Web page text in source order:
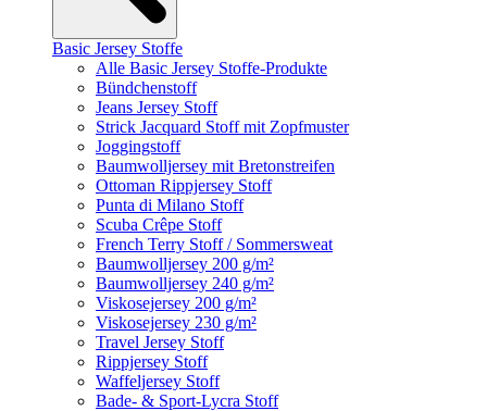
Basic Jersey Stoffe
Alle Basic Jersey Stoffe-Produkte
Bündchenstoff
Jeans Jersey Stoff
Strick Jacquard Stoff mit Zopfmuster
Joggingstoff
Baumwolljersey mit Bretonstreifen
Ottoman Rippjersey Stoff
Punta di Milano Stoff
Scuba Crêpe Stoff
French Terry Stoff / Sommersweat
Baumwolljersey 200 g/m²
Baumwolljersey 240 g/m²
Viskosejersey 200 g/m²
Viskosejersey 230 g/m²
Travel Jersey Stoff
Rippjersey Stoff
Waffeljersey Stoff
Bade- & Sport-Lycra Stoff